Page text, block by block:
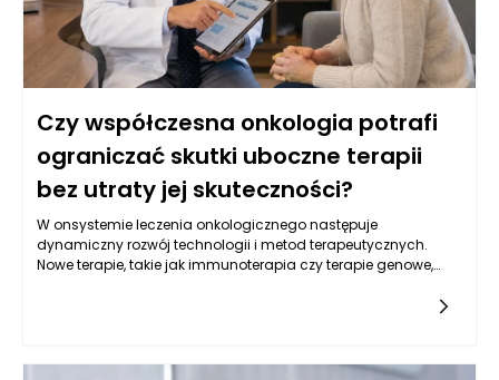
Czy współczesna onkologia potrafi
ograniczać skutki uboczne terapii
bez utraty jej skuteczności?
W onsystemie leczenia onkologicznego następuje
dynamiczny rozwój technologii i metod terapeutycznych.
Nowe terapie, takie jak immunoterapia czy terapie genowe,
mogą przyczynić się do ograniczenia skutków ubocznych. Te
modyfikacji genetycznych komórek nowotworowych, co w